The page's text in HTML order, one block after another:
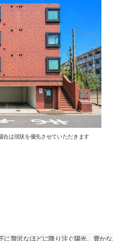
は現状を優先させていただきます
に贅沢なほどに降り注ぐ陽光、豊か